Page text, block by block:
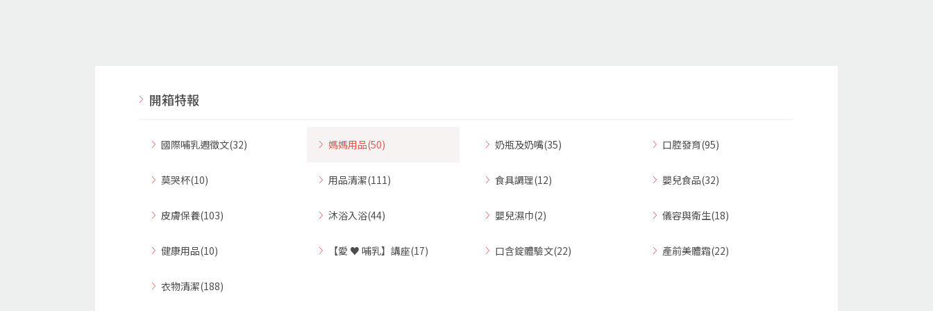
開箱特報
國際哺乳週徵文(32) 媽媽用品(50) 奶瓶及奶嘴(35) 口腔發育(95)
莫哭杯(10) 用品清潔(111) 食具調理(12) 嬰兒食品(32)
皮膚保養(103) 沐浴入浴(44) 嬰兒濕巾(2) 儀容與衛生(18)
健康用品(10) 【愛 ♥ 哺乳】講座(17) 口含錠體驗文(22) 產前美體霜(22)
衣物清潔(188)